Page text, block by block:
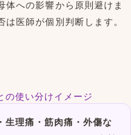
体への影響から原則避けま
医師が個別判断します。
の使い分けイメージ
生理痛・筋肉痛・外傷な